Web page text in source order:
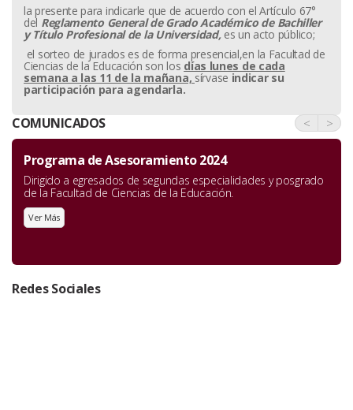
la presente para indicarle que de acuerdo con el Artículo 67°
del Reglamento General de Grado Académico de Bachiller
yTítulo Profesional de la Universidad, es un acto público;
el sorteo de jurados es de forma presencial,en la Facultad de
Ciencias de la Educación son los días lunes de cada
semana a las 11 de la mañana, sírvase indicar su
participación para agendarla.
COMUNICADOS < >
Programa de Asesoramiento 2024
Dirigido a egresados de segundas especialidades y posgrado
de la Facultad de Ciencias de la Educación.
Ver Más
Redes Sociales